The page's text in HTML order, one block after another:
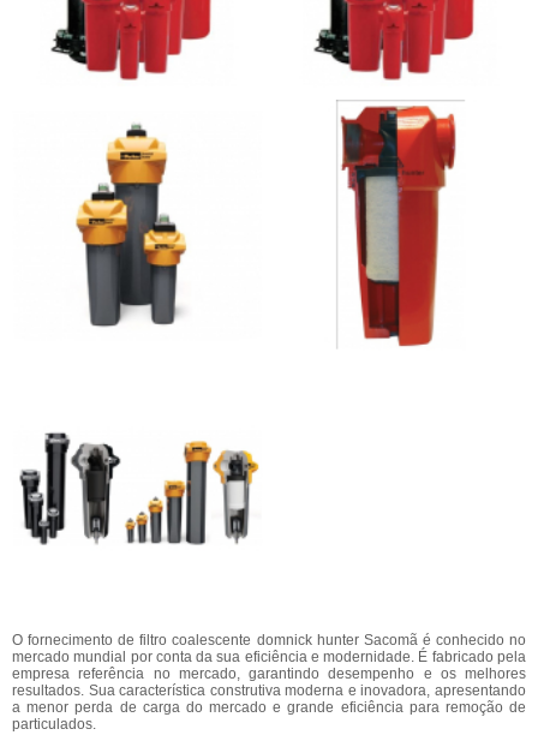
O fornecimento de filtro coalescente domnick hunter Sacomã é conhecido no
mercado mundial por conta da sua eficiência e modernidade. É fabricado pela
empresa referência no mercado, garantindo desempenho e os melhores
resultados. Sua característica construtiva moderna e inovadora, apresentando
a menor perda de carga do mercado e grande eficiência para remoção de
particulados.